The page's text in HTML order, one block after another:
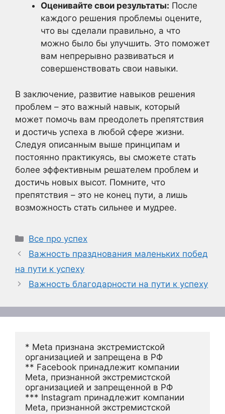
Оценивайте свои результаты: После
каждого решения проблемы оцените,
что вы сделали правильно, а что
можно было бы улучшить. Это поможет
вам непрерывно развиваться и
совершенствовать свои навыки.
В заключение, развитие навыков решения
проблем – это важный навык, который
может помочь вам преодолеть препятствия
и достичь успеха в любой сфере жизни.
Следуя описанным выше принципам и
постоянно практикуясь, вы сможете стать
более эффективным решателем проблем и
достичь новых высот. Помните, что
препятствия – это не конец пути, а лишь
возможность стать сильнее и мудрее.
Рубрики
Все про успех
Важность празднования маленьких побед
на пути к успеху
Важность благодарности на пути к успеху
* Meta признана экстремистской
организацией и запрещена в РФ
** Facebook принадлежит компании
Meta, признанной экстремистской
организацией и запрещенной в РФ
*** Instagram принадлежит компании
Meta, признанной экстремистской